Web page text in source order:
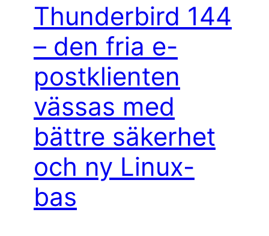
Thunderbird 144
– den fria e-
postklienten
vässas med
bättre säkerhet
och ny Linux-
bas